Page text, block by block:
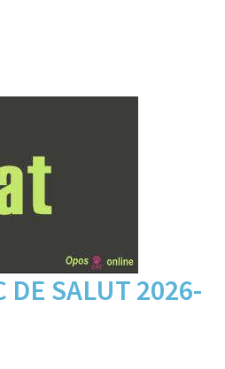
DE SALUT 2026-